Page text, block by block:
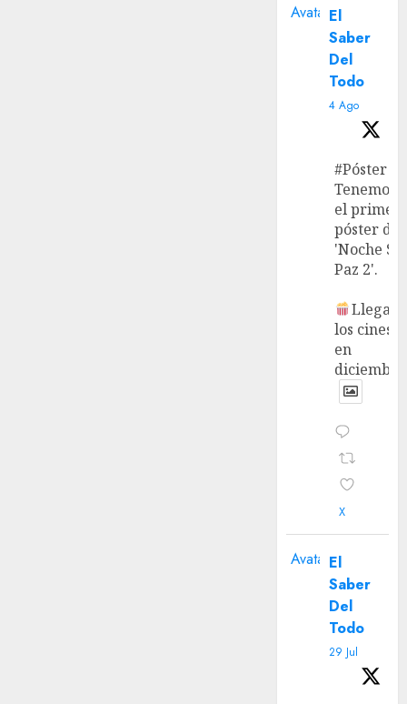
Avatar El
Saber
Del
Todo
4 Ago
#Póster
Tenemos
el primer
póster de
'Noche
Paz 2'.
Llega a
los cines
en
X
Avatar El
Saber
Del
Todo
29 Jul